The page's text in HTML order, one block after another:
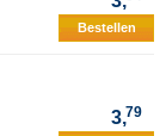
Bestellen
3,79